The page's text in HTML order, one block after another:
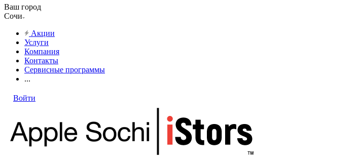
Ваш город
Сочи
Акции
Услуги
Компания
Контакты
Сервисные программы
...
Войти